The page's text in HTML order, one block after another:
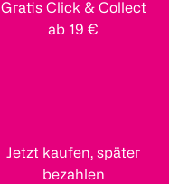
Gratis Click & Collect
ab 19 €
Jetzt kaufen, später
bezahlen